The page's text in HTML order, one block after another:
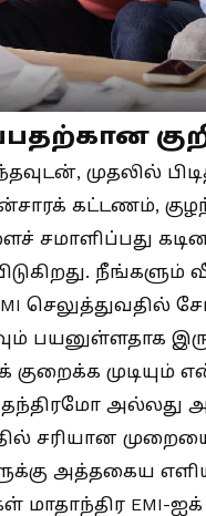
முதலில்
கட்டணம்,
சமாளிப்பது
நீங்களும்
செலுத்துவதில்
பயனுள்ளதாக
முடியும்
தந்திரமோ
சரியான
அத்தகைய
EMI-